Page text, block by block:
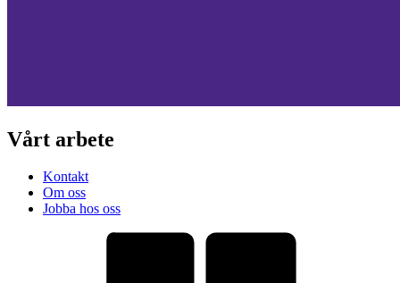
Vårt arbete
Kontakt
Om oss
Jobba hos oss